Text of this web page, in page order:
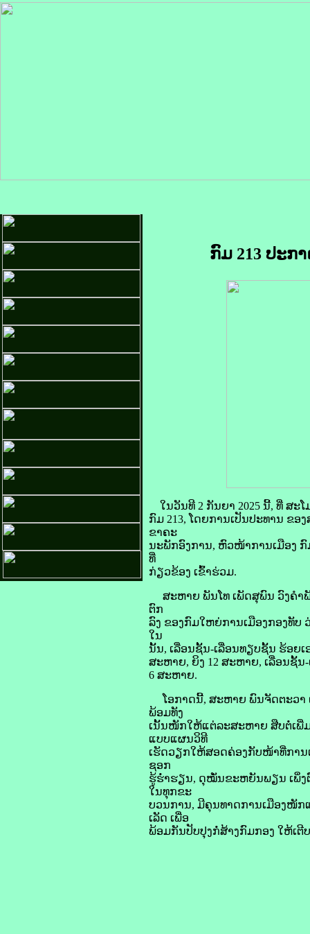
ກົມ 213 ປະກ
ໃນວັນທີ 2 ກັນຍາ 2025 ນີ້, ທີ່ ສ
ກົມ 213, ໂດຍການເປັນປະທານ ຂ
ຂາຄະ
ນະພັກອົງການ, ຫົວໜ້າການເມືອງ
ທີ່
ກ່ຽວຂ້ອງ ເຂົ້າຮ່ວມ.
ສະຫາຍ ພັນໂທ ເພັດສຸພົນ ວົງຄຳ
ຕົກ
ລົງ ຂອງກົມໃຫຍ່ການເມືອງກອງທັບ
ໃນ
ນັ້ນ, ເລື່ອນຊັ້ນ-ເລື່ອນທຽບຊັ້ນ ຮ້ອຍ
ສະຫາຍ, ຍິງ 12 ສະຫາຍ, ເລື່ອນຊັ້
6 ສະຫາຍ.
ໂອກາດນີ້, ສະຫາຍ ພົນຈັດຕະວາ
ພ້ອມທັງ
ເນັ້ນໜັກໃຫ້ແຕ່ລະສະຫາຍ ສືບຕໍ່ເພີ່
ແບບແຜນວິທີ
ເຮັດວຽກໃຫ້ສອດຄ່ອງກັບໜ້າທີ່ການ
ຊອກ
ຮູ້ຮໍ່າຮຽນ, ດຸໝັ່ນຂະຫຍັນພຽນ ເພິ່ງ
ໃນທຸກຂະ
ບວນການ, ມີຄຸນທາດການເມືອງໜັ
ເລັດ ເພື່ອ
ພ້ອມກັນປັບປຸງກໍ່ສ້າງກົມກອງ ໃຫ້ເ